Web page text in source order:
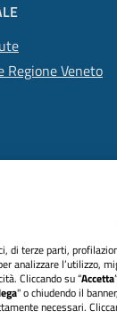
Regione Veneto
di terze parti,
analizzare l’utilizzo,
Cliccando su “Accetta
" o chiudendo il
necessari.